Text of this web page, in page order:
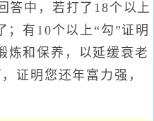
中，若打了18个以上
；有10个以上“勾”证明
炼和保养，以延缓衰老
证明您还年富力强，